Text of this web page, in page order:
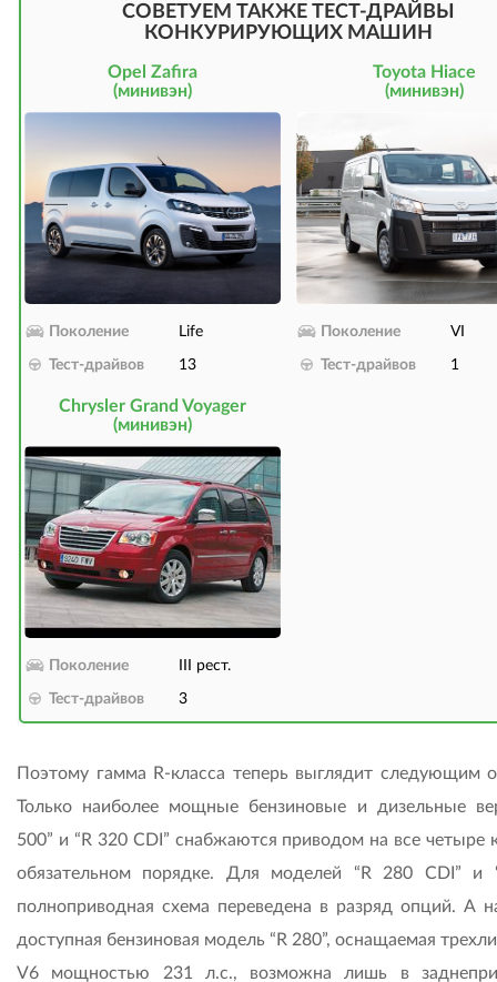
СОВЕТУЕМ ТАКЖЕ ТЕСТ-ДРАЙВЫ
КОНКУРИРУЮЩИХ МАШИН
Opel Zafira
(минивэн)
Поколение Life
Тест-драйвов 13
Toyota Hiace
(минивэн)
Поколение VI
Тест-драйвов 1
Chrysler Grand Voyager
(минивэн)
Поколение III рест.
Тест-драйвов 3
Поэтому гамма R-класса теперь выглядит следующим
Только наиболее мощные бензиновые и дизельные
500” и “R 320 CDI” снабжаются приводом на все четыре
обязательном порядке. Для моделей “R 280 CDI” и
полноприводная схема переведена в разряд опций. А
доступная бензиновая модель “R 280”, оснащаемая
V6 мощностью 231 л.с., возможна лишь в